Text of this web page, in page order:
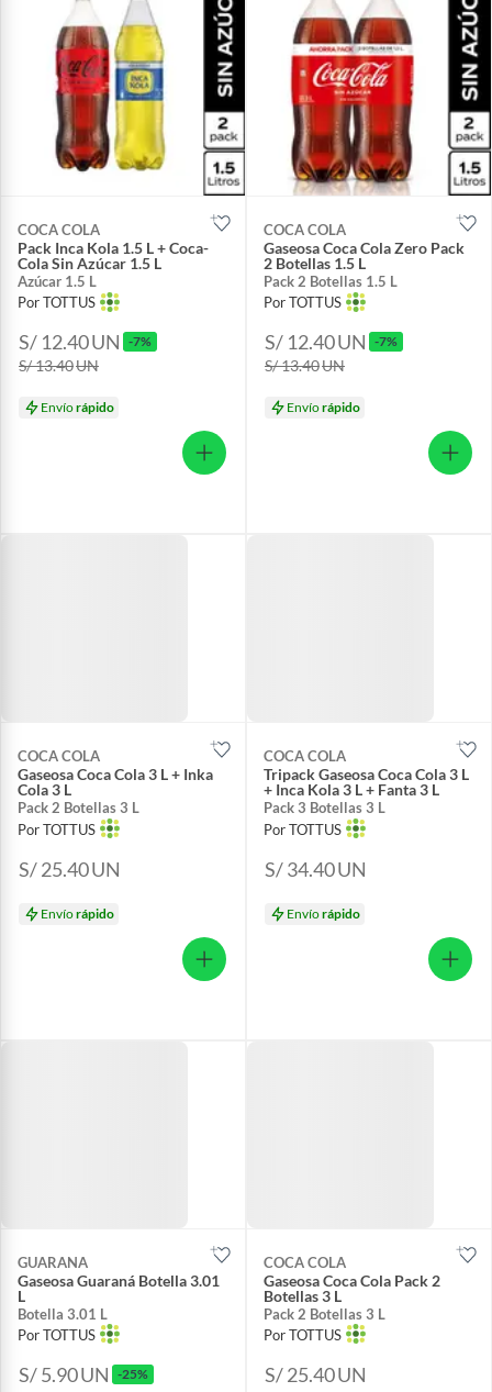
COCA COLA
Pack Inca Kola 1.5 L + Coca-
Cola Sin Azúcar 1.5 L
Azúcar 1.5 L
Por TOTTUS
S/ 12.40UN -7%
S/ 13.40UN
Envíorápido
COCA COLA
Gaseosa Coca Cola Zero Pack
2 Botellas 1.5 L
Pack 2 Botellas 1.5 L
Por TOTTUS
S/ 12.40UN -7%
S/ 13.40UN
Envíorápido
COCA COLA
Gaseosa Coca Cola 3 L + Inka
Cola 3 L
Pack 2 Botellas 3 L
Por TOTTUS
S/ 25.40UN
Envíorápido
COCA COLA
Tripack Gaseosa Coca Cola 3 L
+ Inca Kola 3 L + Fanta 3 L
Pack 3 Botellas 3 L
Por TOTTUS
S/ 34.40UN
Envíorápido
GUARANA
Gaseosa Guaraná Botella 3.01
L
Botella 3.01 L
Por TOTTUS
S/ 5.90UN -25%
COCA COLA
Gaseosa Coca Cola Pack 2
Botellas 3 L
Pack 2 Botellas 3 L
Por TOTTUS
S/ 25.40UN